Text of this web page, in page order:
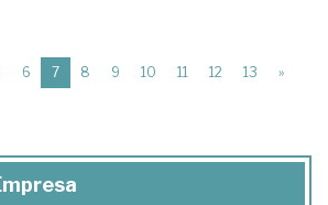
6 7(current)
8 9 10 11 12 13 »